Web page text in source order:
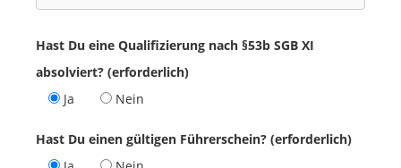
Hast Du eine Qualifizierung nach §53b SGB XI
absolviert? (erforderlich)
Ja
Nein
Hast Du einen gültigen Führerschein? (erforderlich)